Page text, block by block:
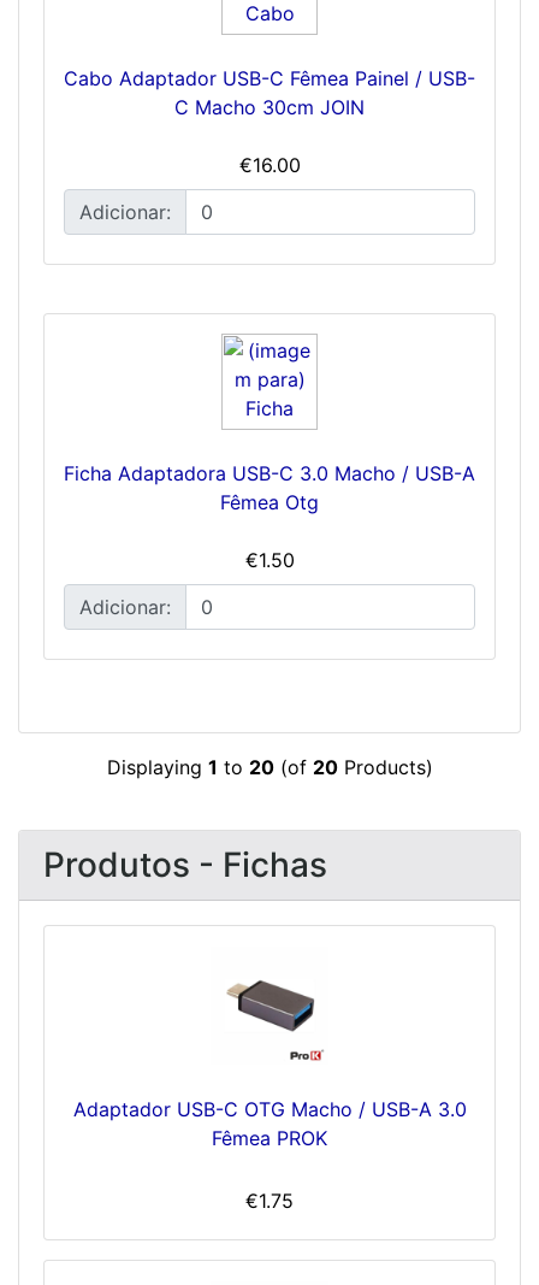
Cabo Adaptador USB-C Fêmea Painel / USB-
C Macho 30cm JOIN
€16.00
Adicionar:
Ficha Adaptadora USB-C 3.0 Macho / USB-A
Fêmea Otg
€1.50
Adicionar:
Displaying 1 to 20(of 20Products)
Produtos - Fichas
Adaptador USB-C OTG Macho / USB-A 3.0
Fêmea PROK
€1.75